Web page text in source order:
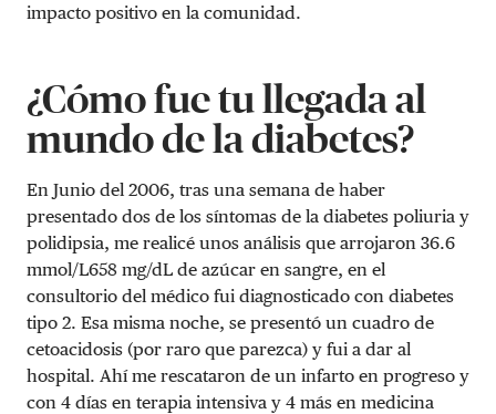
impacto positivo en la comunidad.
¿Cómo fue tu llegada al
mundo de la diabetes?
En Junio del 2006, tras una semana de haber
presentado dos de los síntomas de la diabetes poliuria y
polidipsia, me realicé unos análisis que arrojaron 36.6
mmol/L658 mg/dL de azúcar en sangre, en el
consultorio del médico fui diagnosticado con diabetes
tipo 2. Esa misma noche, se presentó un cuadro de
cetoacidosis (por raro que parezca) y fui a dar al
hospital. Ahí me rescataron de un infarto en progreso y
con 4 días en terapia intensiva y 4 más en medicina